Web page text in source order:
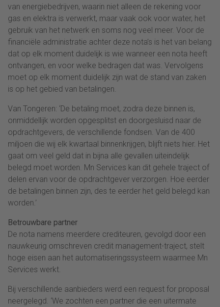
van energiebedrijven, waarin niet alleen de rekening voor
gas en elektra is verwerkt, maar vaak ook voor water, het
gebruik van het netwerk en soms nog veel meer. Voor de
financiële administratie achter deze nota’s is het van belang
dat op elk moment duidelijk is wie wanneer een nota heeft
ontvangen, en voor welke bedragen dat was. Vervolgens
moet op elk moment duidelijk zijn wat de stand van zaken
is op het gebied van betalingen.
Van Tongeren: ‘De betaling moet, zodra deze binnen is,
onmiddellijk worden opgesplitst en doorgesluisd naar de
opdrachtgevers, de verschillende fondsen. Van de 400
miljoen die wij elk kwartaal binnenkrijgen, blijft niets hier. Het
gaat om veel geld dat in bijna alle gevallen uiteindelijk
belegd moet worden. Mn Services kan dit gehele traject of
delen ervan voor de opdrachtgever verzorgen. Hoe eerder
de betalingen binnen zijn, des te eerder het geld belegd kan
worden.’
Betrouwbare partner
De nota namens meerdere crediteuren, gevolgd door een
nauwkeurig omschreven credit management-traject, stelt
hoge eisen aan het automatiseringssysteem waarmee Mn
Services werkt.
Bij verschillende aanbieders werd een request for proposal
neergelegd. ‘We zochten een partner die een uitermate